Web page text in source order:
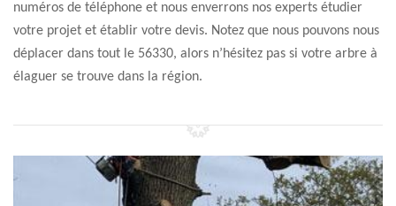
numéros de téléphone et nous enverrons nos experts étudier
votre projet et établir votre devis. Notez que nous pouvons nous
déplacer dans tout le 56330, alors n’hésitez pas si votre arbre à
élaguer se trouve dans la région.